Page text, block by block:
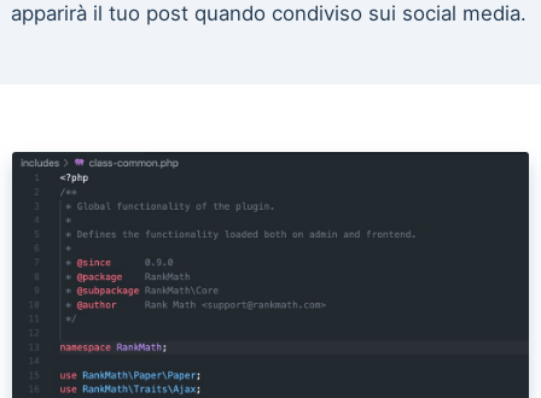
apparirà il tuo post quando condiviso sui social media.